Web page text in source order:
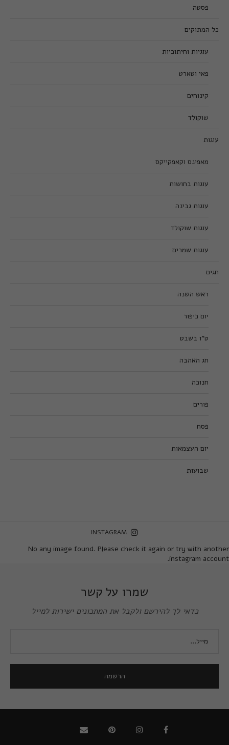
פסטה
כל המתוקים
עוגיות וחיתוכיות
פאי וטארט
קינוחים
שוקולד
עוגות
מאפינס וקאפקייקס
עוגות בחושות
עוגות גבינה
עוגות שוקולד
עוגות שמרים
חגים
ראש השנה
יום כיפור
ט”ו בשבט
חג האהבה
חנוכה
פורים
פסח
יום העצמאות
שבועות
INSTAGRAM
No any image found. Please check it again or try with another
instagram account.
שמרו על קשר
כדאי לך להירשם ולקבל את המתכונים ישירות למייל